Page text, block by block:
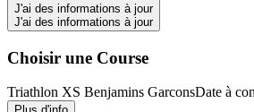
J'ai des informations à jour
J'ai des informations à jour
Choisir une Course
Triathlon XS Benjamins GarconsDate à